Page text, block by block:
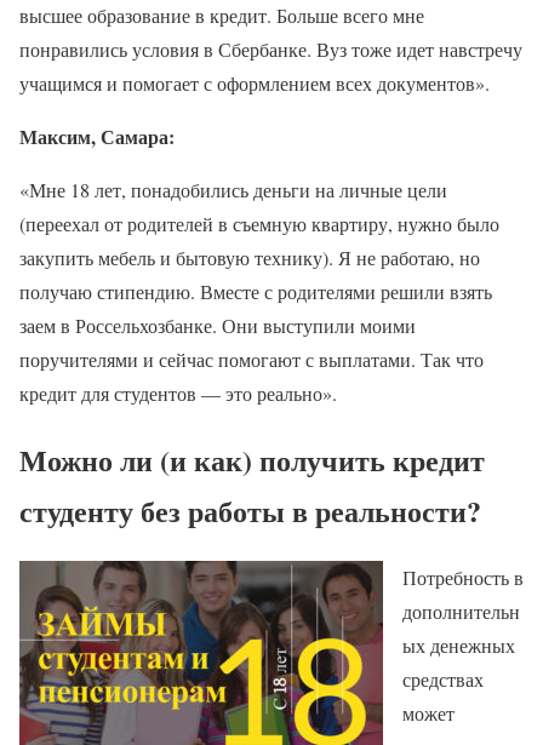
высшее образование в кредит. Больше всего мне
понравились условия в Сбербанке. Вуз тоже идет навстречу
учащимся и помогает с оформлением всех документов».
Максим, Самара:
«Мне 18 лет, понадобились деньги на личные цели
(переехал от родителей в съемную квартиру, нужно было
закупить мебель и бытовую технику). Я не работаю, но
получаю стипендию. Вместе с родителями решили взять
заем в Россельхозбанке. Они выступили моими
поручителями и сейчас помогают с выплатами. Так что
кредит для студентов — это реально».
Можно ли (и как) получить кредит
студенту без работы в реальности?
Потребность в
дополнительн
ых денежных
средствах
может